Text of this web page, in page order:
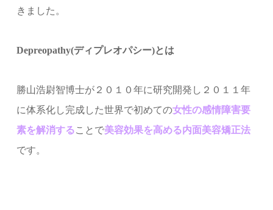
きました。
Depreopathy(ディプレオパシー)とは
勝山浩尉智博士が２０１０年に研究開発し２０１１年
に体系化し完成した世界で初めての女性の感情障害要
素を解消することで美容効果を高める内面美容矯正法
です。